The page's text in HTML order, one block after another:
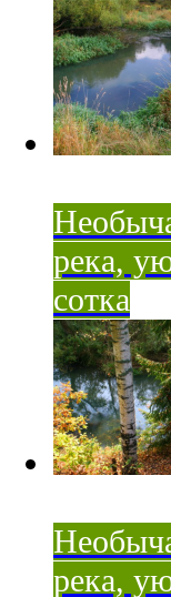
река,
сотка
река,